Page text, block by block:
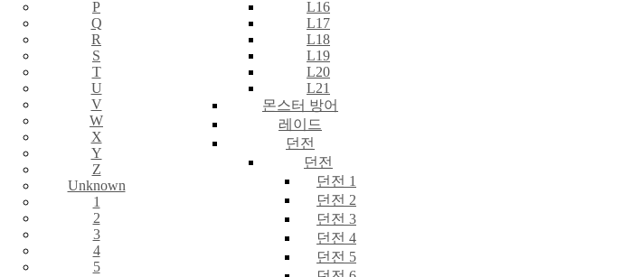
P
Q
R
S
T
U
V
W
X
Y
Z
Unknown
1
2
3
4
5
L16
L17
L18
L19
L20
L21
몬스터 방어
레이드
던전
던전
던전 1
던전 2
던전 3
던전 4
던전 5